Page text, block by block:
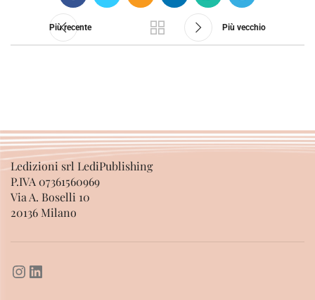
Più recente Più vecchio
Ledizioni srl LediPublishing
P.IVA 07361560969
Via A. Boselli 10
20136 Milano